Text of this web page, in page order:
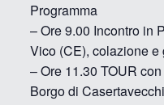
Programma
– Ore 9.00 Incontro in
Vico (CE), colazione e
– Ore 11.30 TOUR
Borgo di